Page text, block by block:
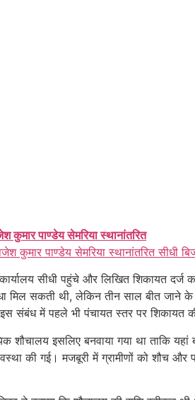
पाण्डेय सेमरिया स्थानांतरित
पाण्डेय सेमरिया स्थानांतरित सीधी
सीधी पहुंचे और लिखित शिकायत
सकती थी, लेकिन तीन साल बीत जाने के
में पहले भी पंचायत स्तर पर शिकायत की
शौचालय इसलिए बनवाया गया था ताकि
की गई। मजबूरी में ग्रामीणों को शौच और